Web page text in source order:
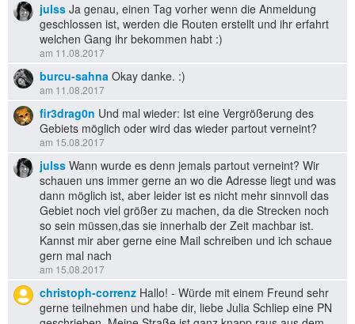
julss Ja genau, einen Tag vorher wenn die Anmeldung
geschlossen ist, werden die Routen erstellt und ihr erfahrt
welchen Gang ihr bekommen habt :)
am 11.08.2017
burcu-sahna Okay danke. :)
am 11.08.2017
fir3drag0n Und mal wieder: Ist eine Vergrößerung des
Gebiets möglich oder wird das wieder partout verneint?
am 15.08.2017
julss Wann wurde es denn jemals partout verneint? Wir
schauen uns immer gerne an wo die Adresse liegt und was
dann möglich ist, aber leider ist es nicht mehr sinnvoll das
Gebiet noch viel größer zu machen, da die Strecken noch
so sein müssen,das sie innerhalb der Zeit machbar ist.
Kannst mir aber gerne eine Mail schreiben und ich schaue
gern mal nach
am 15.08.2017
christoph-correnz Hallo! - Würde mit einem Freund sehr
gerne teilnehmen und habe dir, liebe Julia Schliep eine PN